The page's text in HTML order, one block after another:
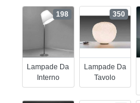
Lampade Da
Interno
198
Lampade Da
Tavolo
350